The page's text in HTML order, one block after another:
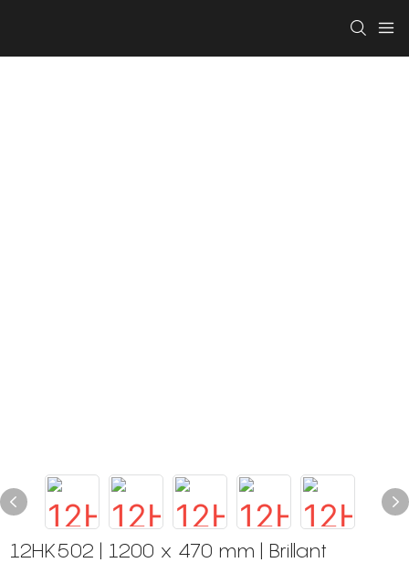
12HK502 | 1200 x 470 mm | Brillant